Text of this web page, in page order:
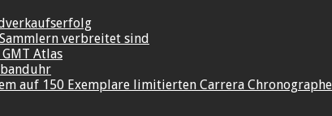
verbreitet sind
GMT Atlas
auf 150 Exemplare limitierten Carrera